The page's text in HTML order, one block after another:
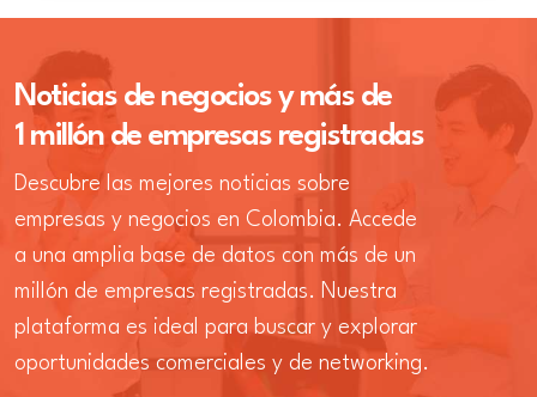
Noticias de negocios y más de
1 millón de empresas registradas
Descubre las mejores noticias sobre
empresas y negocios en Colombia. Accede
a una amplia base de datos con más de un
millón de empresas registradas. Nuestra
plataforma es ideal para buscar y explorar
oportunidades comerciales y de networking.